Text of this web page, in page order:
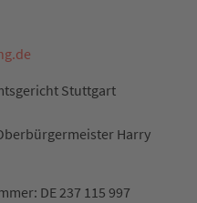
Stuttgart
Harry
DE 237 115 997